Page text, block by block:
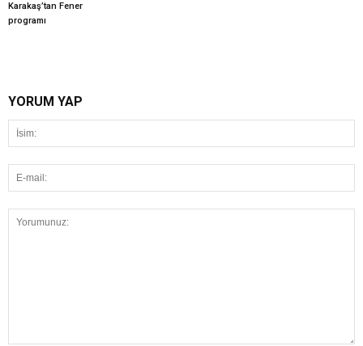
Karakaş’tan Fener
programı
YORUM YAP